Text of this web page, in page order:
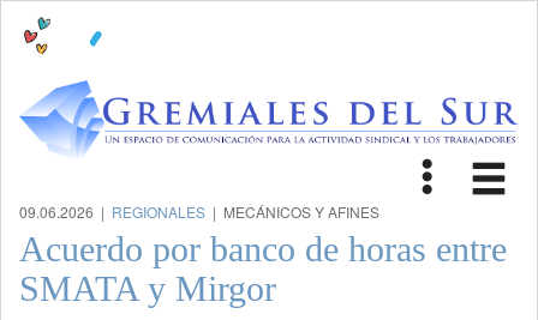
Toggle
09.06.2026 | REGIONALES | MECÁNICOS Y AFINES
Acuerdo por banco de horas entre
SMATA y Mirgor